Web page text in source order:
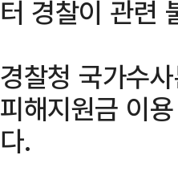
터 경찰이 관련
경찰청 국가수
피해지원금 이
다.